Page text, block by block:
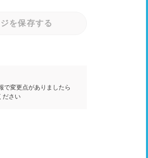
を保存する
で変更点がありましたら
ださい